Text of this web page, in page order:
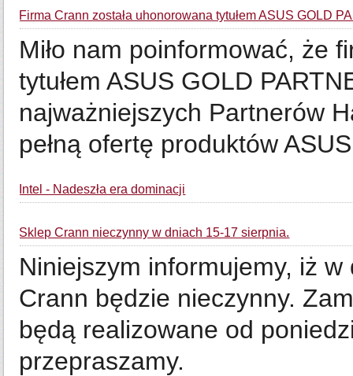
Firma Crann została uhonorowana tytułem ASUS GOLD
Miło nam poinformować, że
tytułem ASUS GOLD
najważniejszych Partnerów
pełną ofertę produktów
Intel - Nadeszła era dominacji
Sklep Crann nieczynny w dniach 15-17 sierpnia.
Niniejszym informujemy, iż
Crann będzie nieczynny.
będą realizowane od
przepraszamy.